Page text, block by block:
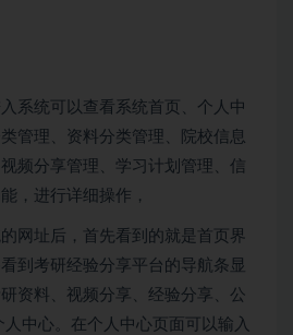
系统可以查看系统首页、个人中
管理、资料分类管理、院校信息
频分享管理、学习计划管理、信
，进行详细操作，
网址后，首先看到的就是首页界
到考研经验分享平台的导航条显
资料、视频分享、经验分享、公
中心。在个人中心页面可以输入